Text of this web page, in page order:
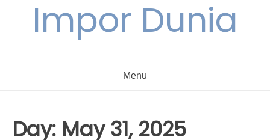
Impor Dunia
Menu
Day: May 31, 2025